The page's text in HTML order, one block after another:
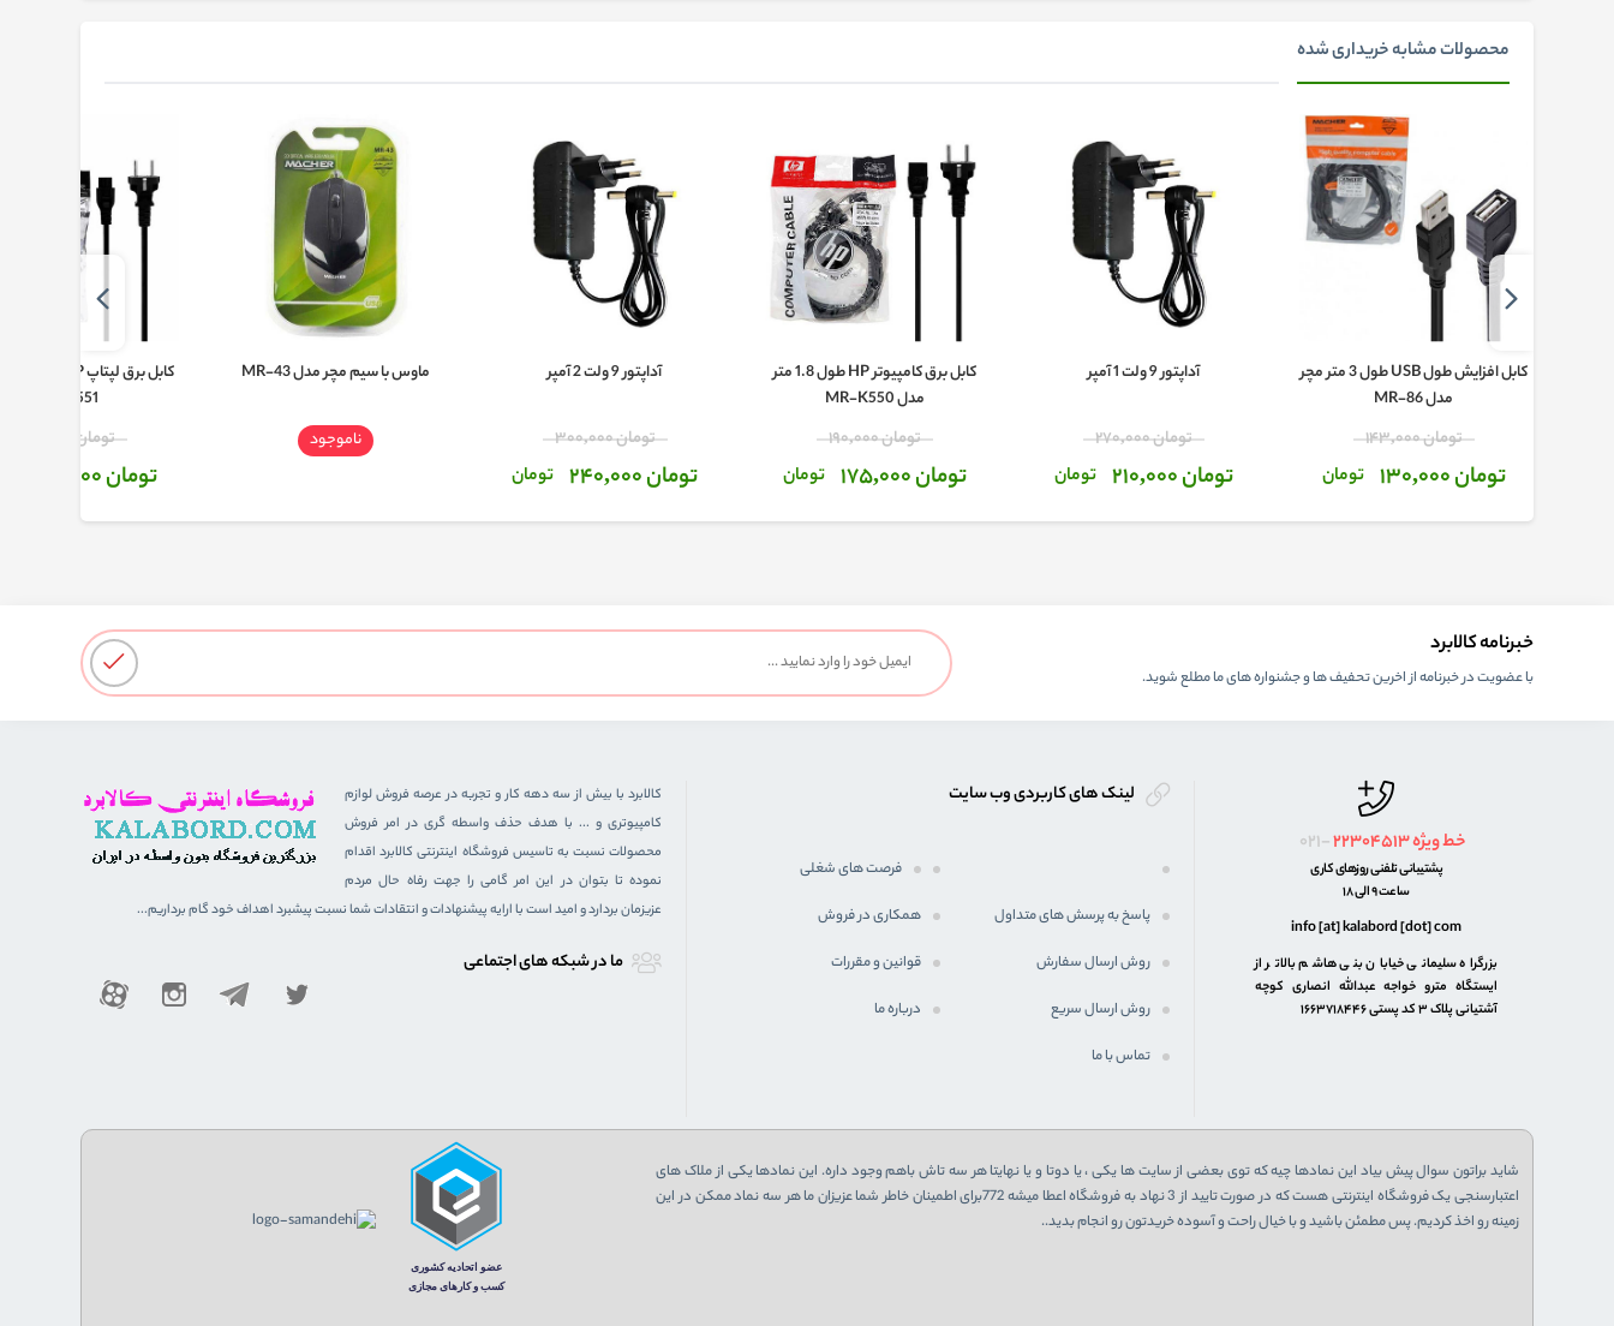
محصولات مشابه خریداری شده
کابل افزایش طول USB طول 3 متر مچر
مدل MR-86
تومان 143,000
تومان 130,000 تومان
آداپتور 9 ولت 1 آمپر
تومان 270,000
تومان 210,000 تومان
کابل برق کامپیوتر HP طول 1.8 متر
مدل MR-K550
تومان 190,000
تومان 175,000 تومان
آداپتور 9 ولت 2 آمپر
تومان 300,000
تومان 240,000 تومان
ماوس با سیم مچر مدل MR-43
ناموجود
MR-K551
تومان 205,000
تومان 175,000
خبرنامه کالابرد
با عضویت در خبرنامه از اخرین تحفیف ها و جشنواره های ما مطلع شوید.
021- خط ویژه22304513
پشتیبانی تلفنی روزهای کاری
ساعت 9 الی 18
info [at] kalabord [dot] com
بزرگراه سلیمانی خیابان بنی هاشم بالاتر از
ایستگاه مترو خواجه عبدالله انصاری کوچه
آشتیانی پلاک ۳ کد پستی ۱۶۶۳۷۱۸۴۴۶
لینک های کاربردی وب سایت
فرصت های شغلی
پاسخ به پرسش های متداول
همکاری در فروش
روش ارسال سفارش
قوانین و مقررات
روش ارسال سریع
درباره ما
تماس با ما
کالابرد با بیش از سه دهه کار و تجربه در عرصه فروش لوازم
کامپیوتری و ... با هدف حذف واسطه گری در امر فروش
محصولات نسبت به تاسیس فروشگاه اینترنتی کالابرد اقدام
نموده تا بتوان در این امر گامی را جهت رفاه حال مردم
عزیزمان بردارد و امید است با ارایه پیشنهادات و انتقادات شما نسبت پیشبرد اهداف خود گام برداریم...
ما در شبكه های اجتماعی
شاید براتون سوال پیش بیاد این نمادها چیه که توی بعضی از سایت ها یکی ، یا دوتا و یا نهایتا هر سه تاش باهم وجود داره. این نمادها یکی از ملاک های
اعتبارسنجی یک فروشگاه اینترنتی هست که در صورت تایید از 3 نهاد به فروشگاه اعطا میشه 772برای اطمینان خاطر شما عزیزان ما هر سه نماد ممکن در این
زمینه رو اخذ کردیم. پس مطمئن باشید و با خیال راحت و آسوده خریدتون رو انجام بدید..